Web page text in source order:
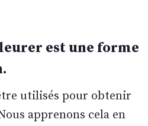
est une forme
utilisés pour obtenir
apprenons cela en